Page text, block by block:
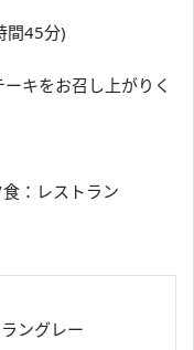
45分)
をお召し上がりく
：レストラン
ングレー